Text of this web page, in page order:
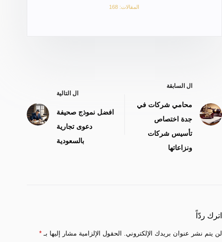
المقالات: 168
ال السابقة
محامي شركات في
جدة اختصاص
تأسيس شركات
ونزاعاتها
ال التالية
افضل نموذج صحيفة
دعوى تجارية
بالسعودية
اترك ردّاً
لن يتم نشر عنوان بريدك الإلكتروني. الحقول الإلزامية مشار إليها بـ *